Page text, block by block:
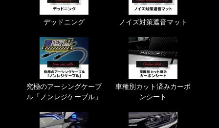
デッドニング ノイズ対策遮音マット
究極のアーシングケーブ
ル「ノンレジケーブル」
車種別カット済みカーボ
ンシート